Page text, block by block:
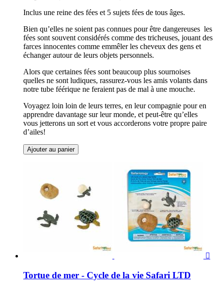
Inclus une reine des fées et 5 sujets fées de tous âges.
Bien qu’elles ne soient pas connues pour être dangereuses les
fées sont souvent considérés comme des tricheuses, jouant des
farces innocentes comme emmêler les cheveux des gens et
échanger autour de leurs objets personnels.
Alors que certaines fées sont beaucoup plus sournoises
quelles ne sont ludiques, rassurez-vous les amis volants dans
notre tube féérique ne feraient pas de mal à une mouche.
Voyagez loin loin de leurs terres, en leur compagnie pour en
apprendre davantage sur leur monde, et peut-être qu’elles
vous jetterons un sort et vous accorderons votre propre paire
d’ailes!
Ajouter au panier

Tortue de mer - Cycle de la vie Safari LTD